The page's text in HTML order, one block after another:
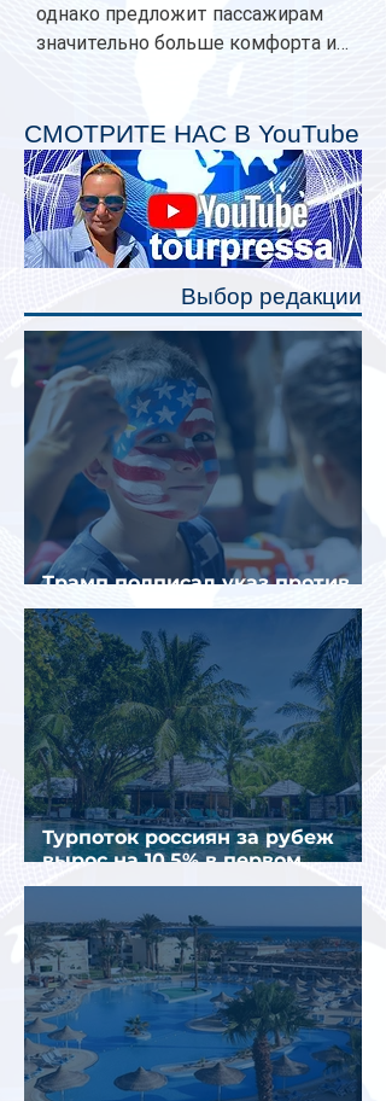
однако предложит пассажирам
значительно больше комфорта и
планируется начать в 2027 году.
Одним из главных нововведений
станут индивидуальные шторки у
каждого спального места. Они
позволят пассажирам закрыть свою
полку во время сна или отдыха,
СМОТРИТЕ НАС В YouTube
Выбор редакции
Трамп подписал указ против
«родильного туризма» в США
Турпоток россиян за рубеж
вырос на 10,5% в первом
полугодии 2026 года